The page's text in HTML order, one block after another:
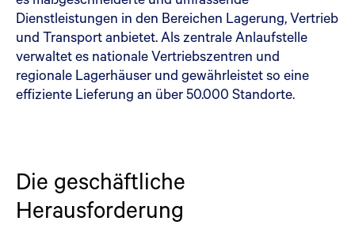
Dienstleistungen in den Bereichen Lagerung, Vertrieb
und Transport anbietet. Als zentrale Anlaufstelle
verwaltet es nationale Vertriebszentren und
regionale Lagerhäuser und gewährleistet so eine
effiziente Lieferung an über 50.000 Standorte.
Die geschäftliche
Herausforderung